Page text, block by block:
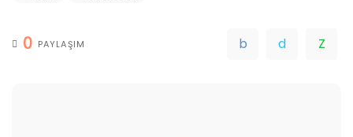
0 PAYLAŞIM